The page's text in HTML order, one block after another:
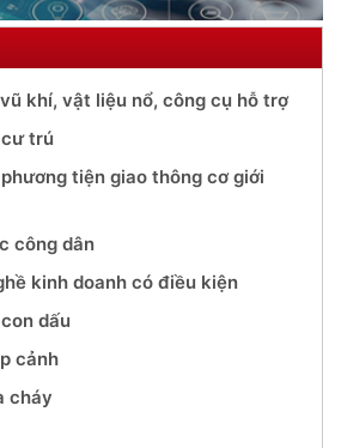
khí, vật liệu nổ, công cụ hỗ trợ
trú
tiện giao thông cơ giới
công dân
kinh doanh có điều kiện
dấu
cảnh
cháy